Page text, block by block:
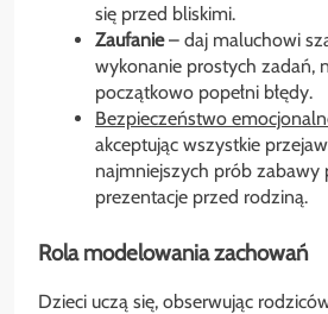
się przed bliskimi.
Zaufanie– daj maluchowi
wykonanie prostych zadań,
początkowo popełni błędy.
Bezpieczeństwo
akceptując wszystkie
najmniejszych prób zabawy
prezentacje przed rodziną.
Rola modelowania zachowań
Dzieci uczą się, obserwując